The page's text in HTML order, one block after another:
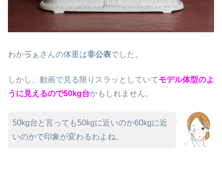
わかゔぁさんの体重は非公表でした。
しかし、動画で見る限りスラッとしていてモデル体型のよ
うに見えるので50kg台かもしれません。
50kg台と言っても50kgに近いのか60kgに近
いのかで印象が変わるわよね。